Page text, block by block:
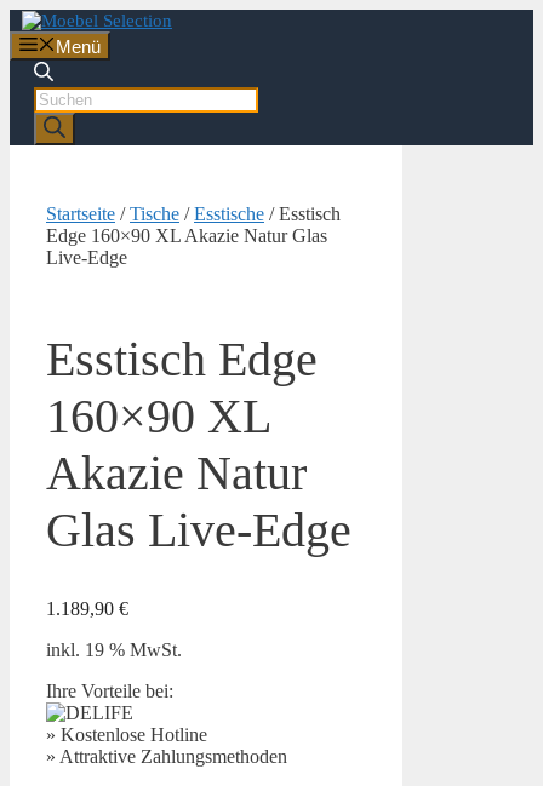
Zum
Inhalt
springen
Menü
Products
search
Startseite /Tische /Esstische / Esstisch
Edge 160×90 XL Akazie Natur Glas
Live-Edge
Esstisch Edge
160×90 XL
Akazie Natur
Glas Live-Edge
1.189,90 €
inkl. 19 % MwSt.
Ihre Vorteile bei:
» Kostenlose Hotline
» Attraktive Zahlungsmethoden